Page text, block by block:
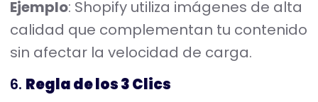
Ejemplo: Shopify utiliza imágenes de alta
calidad que complementan tu contenido
sin afectar la velocidad de carga.
6. Regla de los 3 Clics